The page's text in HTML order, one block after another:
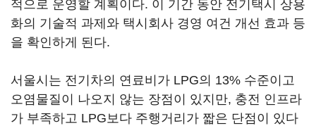
적으로 운영할 계획이다. 이 기간 동안 전기택시 상용
화의 기술적 과제와 택시회사 경영 여건 개선 효과 등
을 확인하게 된다.
서울시는 전기차의 연료비가 LPG의 13% 수준이고
오염물질이 나오지 않는 장점이 있지만, 충전 인프라
가 부족하고 LPG보다 주행거리가 짧은 단점이 있다